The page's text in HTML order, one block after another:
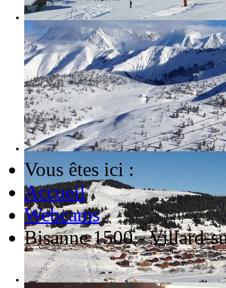
Vous êtes ici :
Accueil
Webcams
Bisanne 1500 - Villard-